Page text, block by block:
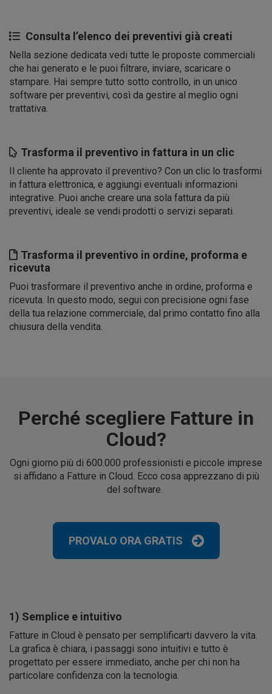
Consulta l’elenco dei preventivi già creati
Nella sezione dedicata vedi tutte le proposte commerciali
che hai generato e le puoi filtrare, inviare, scaricare o
stampare. Hai sempre tutto sotto controllo, in un unico
software per preventivi, così da gestire al meglio ogni
trattativa.
Trasforma il preventivo in fattura in un clic
Il cliente ha approvato il preventivo? Con un clic lo trasformi
in fattura elettronica, e aggiungi eventuali informazioni
integrative. Puoi anche creare una sola fattura da più
preventivi, ideale se vendi prodotti o servizi separati.
Trasforma il preventivo in ordine, proforma e
ricevuta
Puoi trasformare il preventivo anche in ordine, proforma e
ricevuta. In questo modo, segui con precisione ogni fase
della tua relazione commerciale, dal primo contatto fino alla
chiusura della vendita.
Perché scegliere Fatture in
Cloud?
Ogni giorno più di 600.000 professionisti e piccole imprese
si affidano a Fatture in Cloud. Ecco cosa apprezzano di più
del software.
PROVALO ORA GRATIS
1) Semplice e intuitivo
Fatture in Cloud è pensato per semplificarti davvero la vita.
La grafica è chiara, i passaggi sono intuitivi e tutto è
progettato per essere immediato, anche per chi non ha
particolare confidenza con la tecnologia.